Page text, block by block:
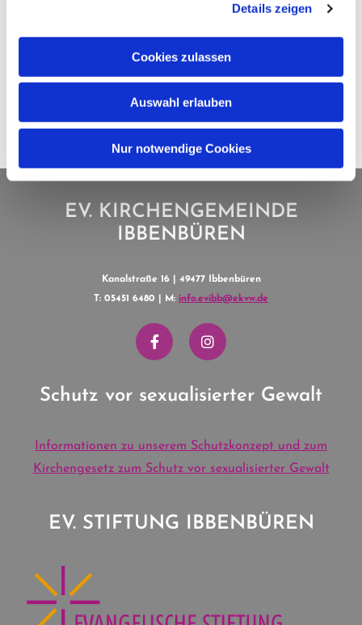
Details zeigen
Cookies zulassen
Auswahl erlauben
Nur notwendige Cookies
EV. KIRCHENGEMEINDE
IBBENBÜREN
Kanalstraße 16 | 49477 Ibbenbüren
T: 05451 6480 | M: info.evibb@ekvw.de
Schutz vor sexualisierter Gewalt
Informationen zu unserem Schutzkonzept und zum
Kirchengesetz zum Schutz vor sexualisierter Gewalt
EV. STIFTUNG IBBENBÜREN